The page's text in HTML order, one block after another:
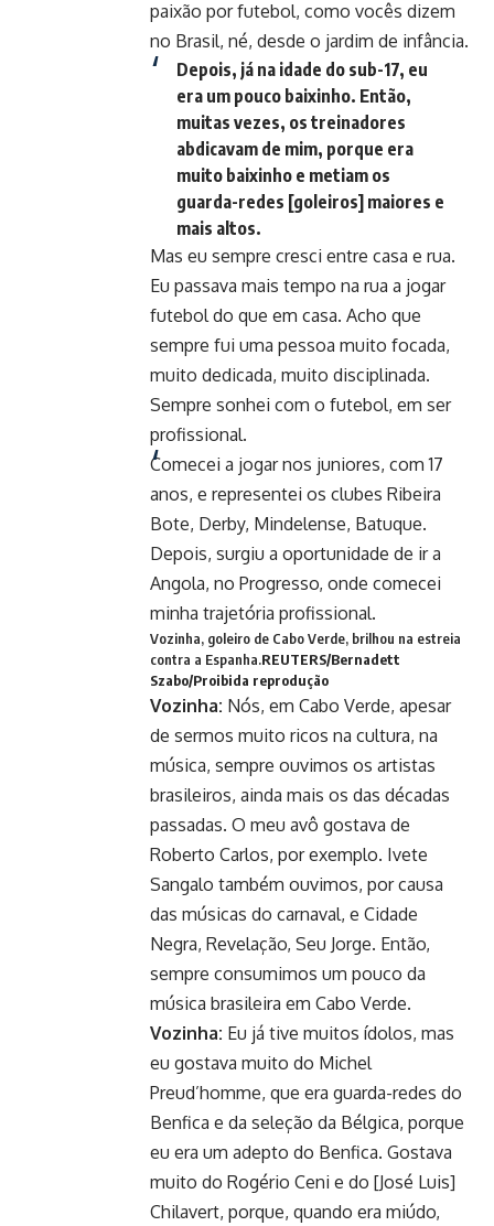
paixão por futebol, como vocês dizem
no Brasil, né, desde o jardim de infância.
Depois, já na idade do sub-17, eu
era um pouco baixinho. Então,
muitas vezes, os treinadores
abdicavam de mim, porque era
muito baixinho e metiam os
guarda-redes [goleiros] maiores e
mais altos.
Mas eu sempre cresci entre casa e rua.
Eu passava mais tempo na rua a jogar
futebol do que em casa. Acho que
sempre fui uma pessoa muito focada,
muito dedicada, muito disciplinada.
Sempre sonhei com o futebol, em ser
profissional.
Comecei a jogar nos juniores, com 17
anos, e representei os clubes Ribeira
Bote, Derby, Mindelense, Batuque.
Depois, surgiu a oportunidade de ir a
Angola, no Progresso, onde comecei
minha trajetória profissional.
Vozinha, goleiro de Cabo Verde, brilhou na estreia
contra a Espanha.REUTERS/Bernadett
Szabo/Proibida reprodução
Vozinha: Nós, em Cabo Verde, apesar
de sermos muito ricos na cultura, na
música, sempre ouvimos os artistas
brasileiros, ainda mais os das décadas
passadas. O meu avô gostava de
Roberto Carlos, por exemplo. Ivete
Sangalo também ouvimos, por causa
das músicas do carnaval, e Cidade
Negra, Revelação, Seu Jorge. Então,
sempre consumimos um pouco da
música brasileira em Cabo Verde.
Vozinha: Eu já tive muitos ídolos, mas
eu gostava muito do Michel
Preud’homme, que era guarda-redes do
Benfica e da seleção da Bélgica, porque
eu era um adepto do Benfica. Gostava
muito do Rogério Ceni e do [José Luis]
Chilavert, porque, quando era miúdo,